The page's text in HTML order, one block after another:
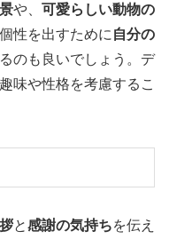
や、 可愛らしい動物の
性を出すために 自分の
のも良いでしょう。デ
味や性格を考慮するこ
と感謝の気持ちを伝え